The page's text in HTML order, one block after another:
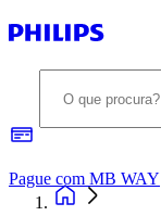
Pague com MB WAY